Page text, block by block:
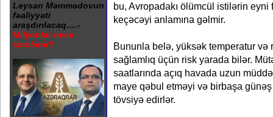
Leysan Məmmədovun
fəaliyyəti
araşdırılacaq….-
Milyonlar necə
xərclənir?
bu, Avropadakı ölümcül istilərin
keçəcəyi anlamına gəlmir.
Bununla belə, yüksək temperatur və
sağlamlıq üçün risk yarada bilər.
saatlarında açıq havada uzun
maye qəbul etməyi və birbaşa günəş
tövsiyə edirlər.